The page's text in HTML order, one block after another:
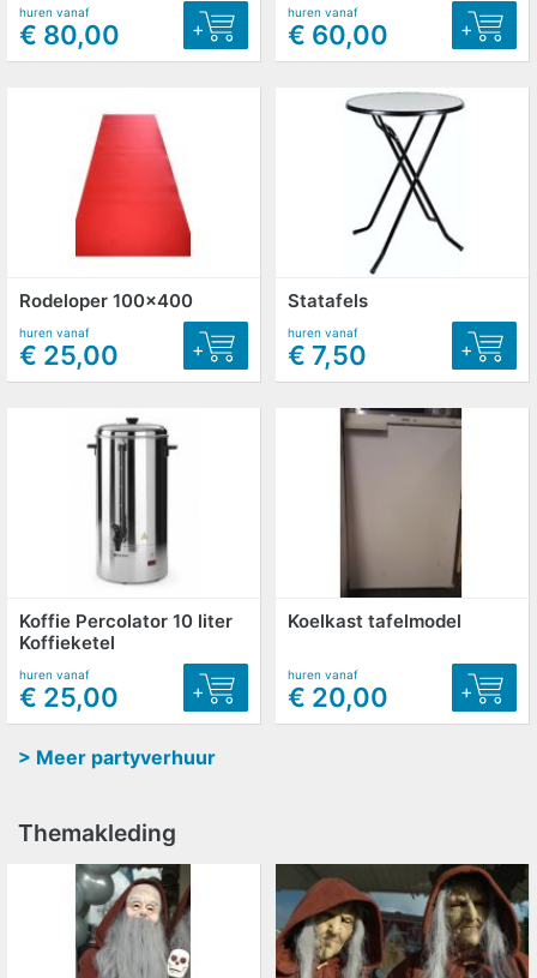
huren vanaf
€ 80,00 +
huren vanaf
€ 60,00 +
Rodeloper 100x400
huren vanaf
€ 25,00 +
Statafels
huren vanaf
€ 7,50 +
Koffie Percolator 10 liter
Koffieketel
huren vanaf
€ 25,00 +
Koelkast tafelmodel
huren vanaf
€ 20,00 +
> Meer partyverhuur
Themakleding